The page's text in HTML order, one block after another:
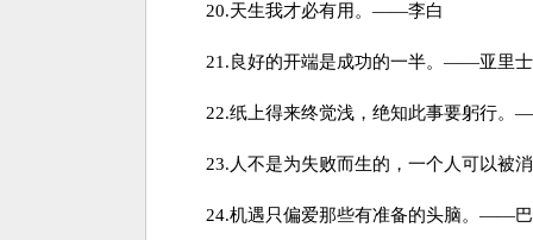
20.天生我才必有用。——李白
21.良好的开端是成功的一半。——亚里士
22.纸上得来终觉浅，绝知此事要躬行。
23.人不是为失败而生的，一个人可以被
24.机遇只偏爱那些有准备的头脑。——巴